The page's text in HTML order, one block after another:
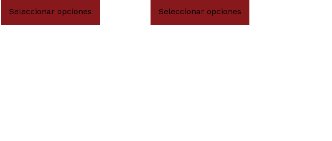
Seleccionar opciones Seleccionar opciones